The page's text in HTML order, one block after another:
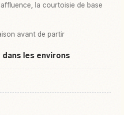
la courtoisie de base
avant de partir
les environs